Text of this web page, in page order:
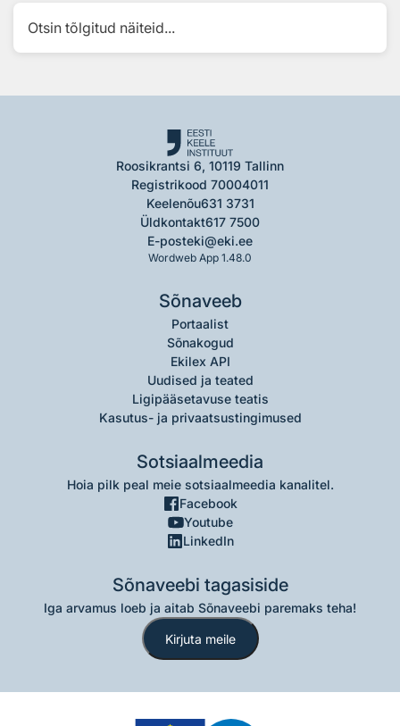
Otsin tõlgitud näiteid...
Roosikrantsi 6, 10119 Tallinn
Registrikood 70004011
Keelenõu631 3731
Üldkontakt617 7500
E-posteki@eki.ee
Wordweb App 1.48.0
Sõnaveeb
Portaalist
Sõnakogud
Ekilex API
Uudised ja teated
Ligipääsetavuse teatis
Kasutus- ja privaatsustingimused
Sotsiaalmeedia
Hoia pilk peal meie sotsiaalmeedia kanalitel.
Facebook
Youtube
LinkedIn
Sõnaveebi tagasiside
Iga arvamus loeb ja aitab Sõnaveebi paremaks teha!
Kirjuta meile